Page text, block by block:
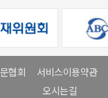
협회 서비스이용약관
오시는길